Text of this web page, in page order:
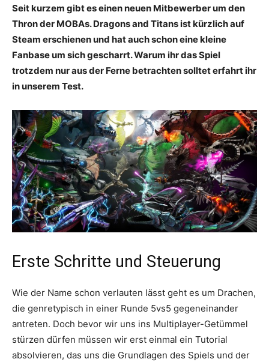
Seit kurzem gibt es einen neuen Mitbewerber um den
Thron der MOBAs. Dragons and Titans ist kürzlich auf
Steam erschienen und hat auch schon eine kleine
Fanbase um sich gescharrt. Warum ihr das Spiel
trotzdem nur aus der Ferne betrachten solltet erfahrt ihr
in unserem Test.
Erste Schritte und Steuerung
Wie der Name schon verlauten lässt geht es um Drachen,
die genretypisch in einer Runde 5vs5 gegeneinander
antreten. Doch bevor wir uns ins Multiplayer-Getümmel
stürzen dürfen müssen wir erst einmal ein Tutorial
absolvieren, das uns die Grundlagen des Spiels und der